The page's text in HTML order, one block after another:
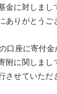
金に対しま
ありがとうご
口座に寄付
に関しまし
させていただ